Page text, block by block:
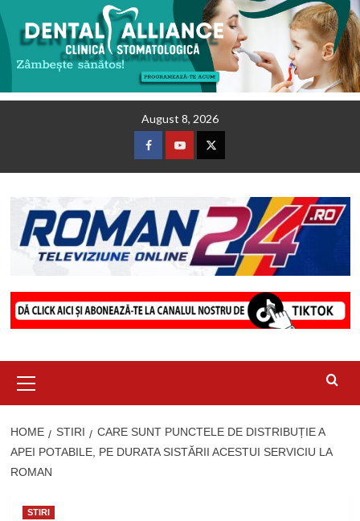
August 8, 2026
FacebookYoutubeTwitter
Menu
HOME STIRI
CARE SUNT PUNCTELE DE DISTRIBUȚIE A
APEI POTABILE, PE DURATA SISTĂRII ACESTUI SERVICIU LA
ROMAN
STIRI